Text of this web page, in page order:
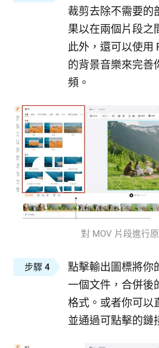
裁剪去除不需要的
果以在兩個片段之
此外，還可以使用
的背景音樂來完善
頻。
對 MOV 片段進行
步驟 4
點擊輸出圖標將你
一個文件，合併後
格式。或者你可以
並通過可點擊的鏈